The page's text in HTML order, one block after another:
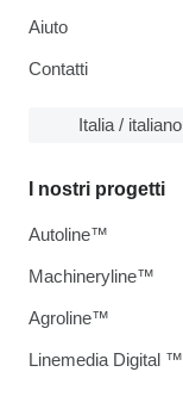
Aiuto
Contatti
Italia / italiano
I nostri progetti
Autoline™
Machineryline™
Agroline™
Linemedia Digital ™